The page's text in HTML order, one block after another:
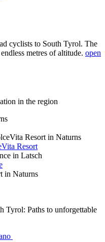
cyclists to South Tyrol. The
metres of altitude. open
in the region
Resort
Tyrol: Paths to unforgettable